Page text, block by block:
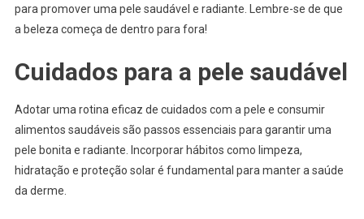
para promover uma pele saudável e radiante. Lembre-se de que
a beleza começa de dentro para fora!
Cuidados para a pele saudável
Adotar uma rotina eficaz de cuidados com a pele e consumir
alimentos saudáveis são passos essenciais para garantir uma
pele bonita e radiante. Incorporar hábitos como limpeza,
hidratação e proteção solar é fundamental para manter a saúde
da derme.